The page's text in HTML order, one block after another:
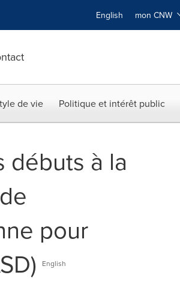
English mon CNW
de vie Politique et intérêt public
débuts à la
pour
English